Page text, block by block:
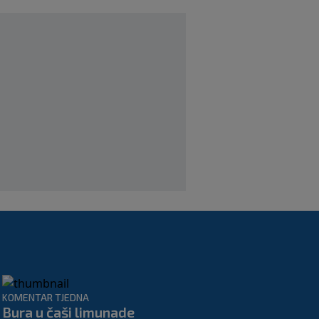
KOMENTAR TJEDNA
Bura u čaši limunade